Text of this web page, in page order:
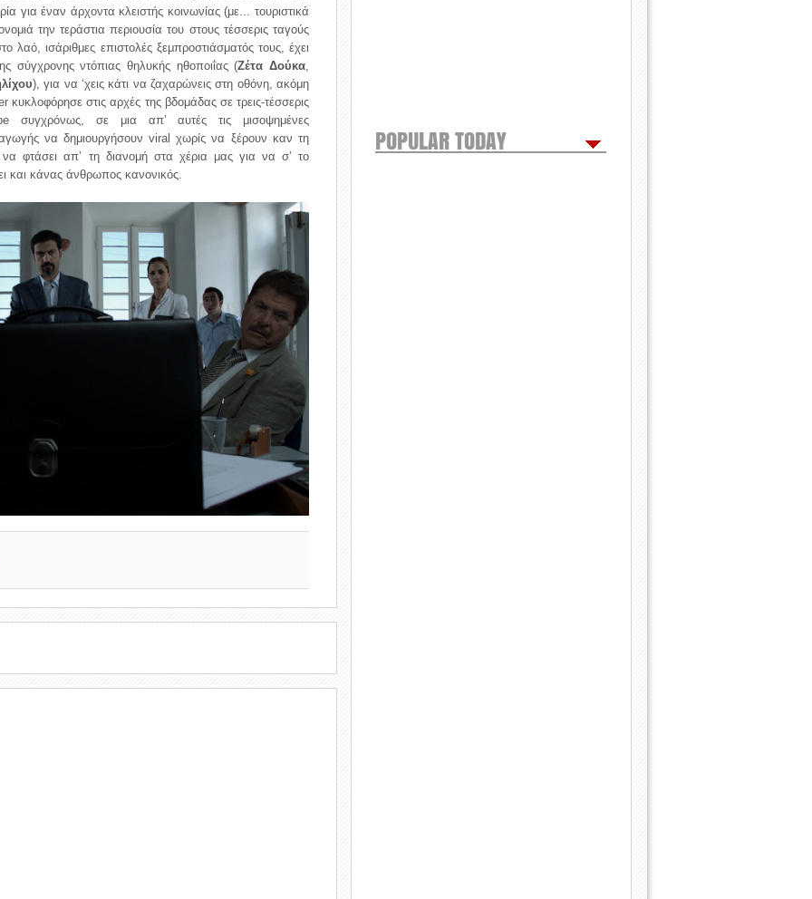
για έναν άρχοντα κλειστής κοινωνίας (με... τουριστικά
την τεράστια περιουσία του στους τέσσερις ταγούς
λαό, ισάριθμες επιστολές ξεμπροστιάσματός τους, έχει
σύγχρονης ντόπιας θηλυκής ηθοποιΐας (Ζέτα Δούκα,
), για να ‘χεις κάτι να ζαχαρώνεις στη οθόνη, ακόμη
στις αρχές της βδομάδας σε τρεις-τέσσερις
συγχρόνως, σε μια απ’ αυτές τις μισοψημένες
να δημιουργήσουν viral χωρίς να ξέρουν καν τη
φτάσει απ’ τη διανομή στα χέρια μας για να σ’ το
και κάνας άνθρωπος κανονικός.
POPULAR TODAY